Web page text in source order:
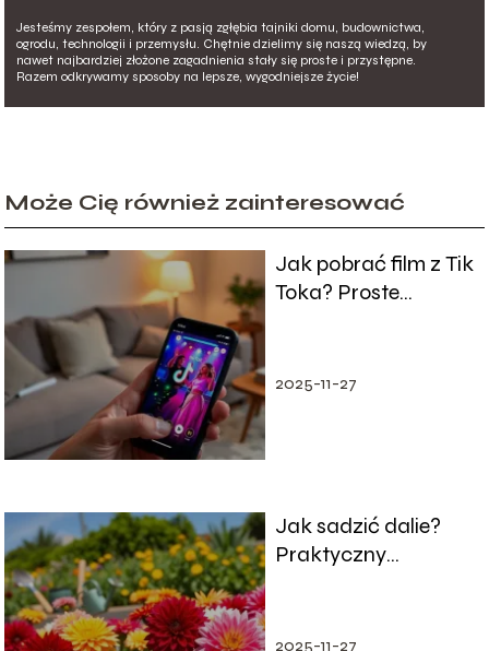
Jesteśmy zespołem, który z pasją zgłębia tajniki domu, budownictwa,
ogrodu, technologii i przemysłu. Chętnie dzielimy się naszą wiedzą, by
nawet najbardziej złożone zagadnienia stały się proste i przystępne.
Razem odkrywamy sposoby na lepsze, wygodniejsze życie!
Może Cię również zainteresować
Jak pobrać film z Tik
Toka? Proste
2025-11-27
Jak sadzić dalie?
Praktyczny
2025-11-27